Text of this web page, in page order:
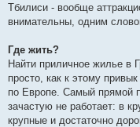
Тбилиси - вообще
внимательны, одним
Где жить?
Найти приличное жилье в
просто, как к этому
по Европе. Самый прямой
зачастую не работает: в
крупные и достаточно